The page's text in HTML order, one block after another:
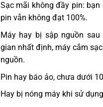
Sạc mãi không đầy pin: bạn
pin vẫn không đạt 100%.
Máy hay bị sập nguồn
gian nhất định, máy cắm
nguồn.
Pin hay báo ảo, chưa dưới
Hay bị nóng máy khi sử